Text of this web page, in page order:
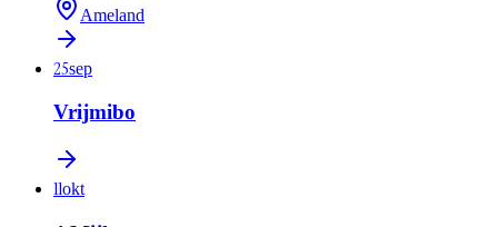
Ameland
25sep
Vrijmibo
11okt